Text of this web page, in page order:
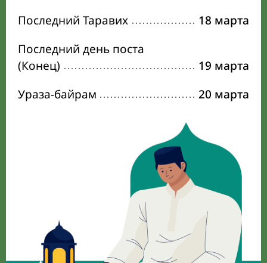
Последний Таравих
18 марта
Последний день поста
(Конец)
19 марта
Ураза-байрам
20 марта